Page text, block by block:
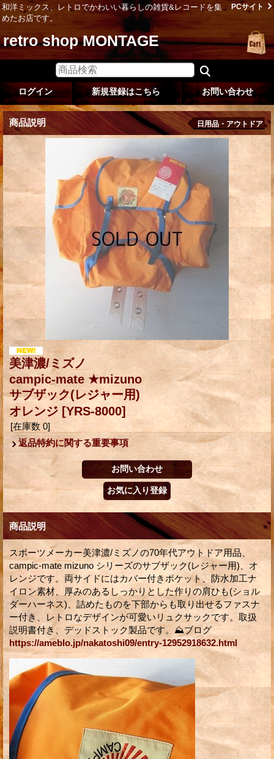
和洋ミックス、レトロでかわいい暮らしの雑貨&レコードを集
めたお店です。
PCサイト
retro shop MONTAGE
ログイン 新規登録はこちら お問い合わせ
商品説明 日用品・アウトドア
美津濃/ミズノ
campic-mate ★mizuno
サブザック(レジャー用)
オレンジ [YRS-8000]
[在庫数 0]
返品特約に関する重要事項
商品説明
スポーツメーカー美津濃/ミズノの70年代アウトドア用品、
campic-mate mizuno シリーズのサブザック(レジャー用)、オ
レンジです。両サイドにはカバー付きポケット、防水加工ナ
イロン素材、厚みのあるしっかりとした作りの肩ひも(ショル
ダーハーネス)、詰めたものを下部からも取り出せるファスナ
ー付き、レトロなデザインが可愛いリュクサックです。取扱
説明書付き、デッドストック製品です。⛰ブログ
https://ameblo.jp/nakatoshi09/entry-12952918632.html